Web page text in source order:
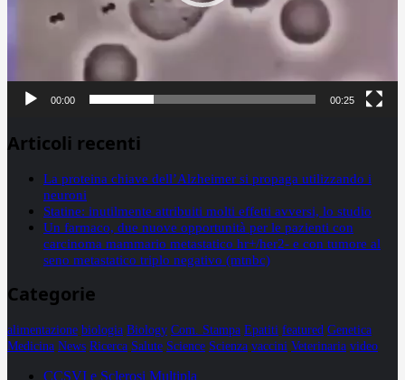
00:00 00:25
Articoli recenti
La proteina chiave dell’Alzheimer si propaga utilizzando i
neuroni
Statine: inutilmente attribuiti molti effetti avversi, lo studio
Un farmaco, due nuove opportunità per le pazienti con
carcinoma mammario metastatico hr+/her2- e con tumore al
seno metastatico triplo negativo (mtnbc)
Categorie
alimentazione biologia Biology Com. Stampa Epatiti featured Genetica
Medicina News Ricerca Salute Science Scienza vaccini Veterinaria video
CCSVI e Sclerosi Multipla